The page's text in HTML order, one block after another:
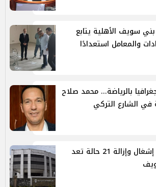
سويف الأهلية يتابع
والمعامل استعدادًا
بالرياضة... محمد صلاح
في الشارع التركي
رفع 376 حالة إشغال وإزالة 21 حالة تعد